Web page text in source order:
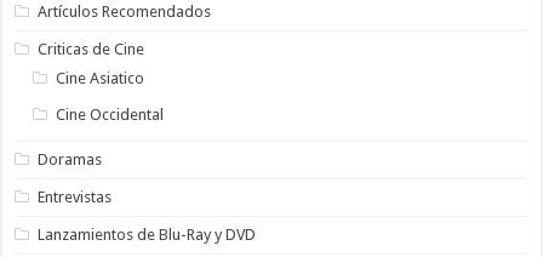
Artículos Recomendados
Criticas de Cine
Cine Asiatico
Cine Occidental
Doramas
Entrevistas
Lanzamientos de Blu-Ray y DVD